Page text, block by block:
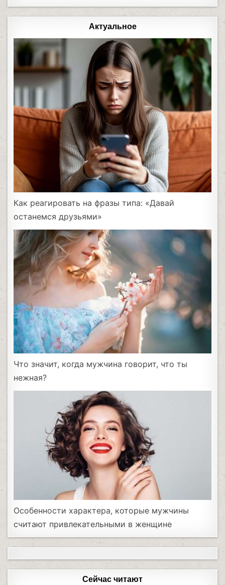
Актуальное
Как реагировать на фразы типа: «Давай
останемся друзьями»
Что значит, когда мужчина говорит, что ты
нежная?
Особенности характера, которые мужчины
считают привлекательными в женщине
Сейчас читают